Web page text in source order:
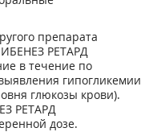
препарата
РЕТАРД
в течение по
гипогликемии
глюкозы крови).
РЕТАРД
дозе.